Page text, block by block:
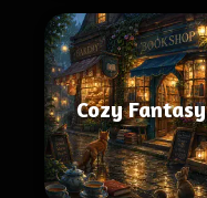
Cozy Fantasy